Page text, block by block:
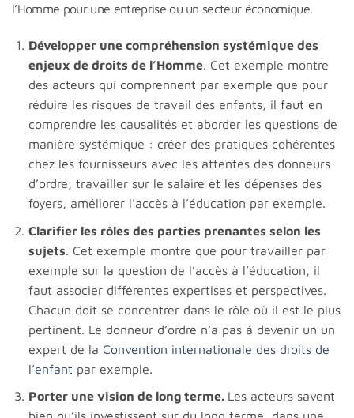
l’Homme pour une entreprise ou un secteur économique.
Développer une compréhension systémique des
enjeux de droits de l’Homme. Cet exemple montre
des acteurs qui comprennent par exemple que pour
réduire les risques de travail des enfants, il faut en
comprendre les causalités et aborder les questions de
manière systémique : créer des pratiques cohérentes
chez les fournisseurs avec les attentes des donneurs
d’ordre, travailler sur le salaire et les dépenses des
foyers, améliorer l’accès à l’éducation par exemple.
Clarifier les rôles des parties prenantes selon les
sujets. Cet exemple montre que pour travailler par
exemple sur la question de l’accès à l’éducation, il
faut associer différentes expertises et perspectives.
Chacun doit se concentrer dans le rôle où il est le plus
pertinent. Le donneur d’ordre n’a pas à devenir un un
expert de la Convention internationale des droits de
l’enfant par exemple.
Porter une vision de long terme. Les acteurs savent